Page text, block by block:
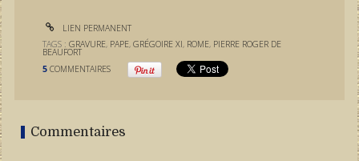
LIEN PERMANENT
TAGS :GRAVURE, PAPE,GRÉGOIRE XI, ROME, PIERRE ROGER DE
BEAUFORT
5 COMMENTAIRES
Commentaires